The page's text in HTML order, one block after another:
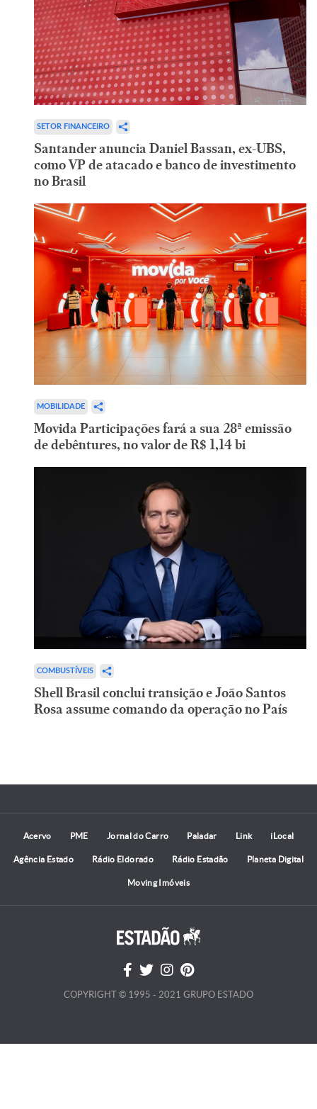
SETOR FINANCEIRO
Santander anuncia Daniel Bassan, ex-UBS,
como VP de atacado e banco de investimento
no Brasil
MOBILIDADE
Movida Participações fará a sua 28ª emissão
de debêntures, no valor de R$ 1,14 bi
COMBUSTÍVEIS
Shell Brasil conclui transição e João Santos
Rosa assume comando da operação no País
Acervo PME Jornal do Carro Paladar Link iLocal
Agência Estado Rádio Eldorado Rádio Estadão Planeta Digital
Moving Imóveis
COPYRIGHT © 1995 - 2021 GRUPO ESTADO